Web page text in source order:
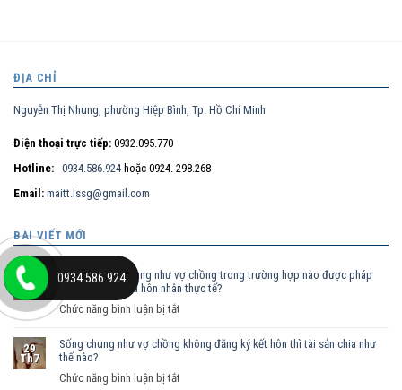
ĐỊA CHỈ
Nguyễn Thị Nhung, phường Hiệp Bình, Tp. Hồ Chí Minh
Điện thoại trực tiếp: 0932.095.770
Hotline: 0934.586.924 hoặc 0924. 298.268
Email: maitt.lssg@gmail.com
BÀI VIẾT MỚI
30
Th7
Nam nữ sống chung như vợ chồng trong trường hợp nào được pháp
luật công nhận là hôn nhân thực tế?
Chức năng bình luận bị tắt
nữ
29
Th7
Sống chung như vợ chồng không đăng ký kết hôn thì tài sản chia như
thế nào?
Chức năng bình luận bị tắt
0934.586.924